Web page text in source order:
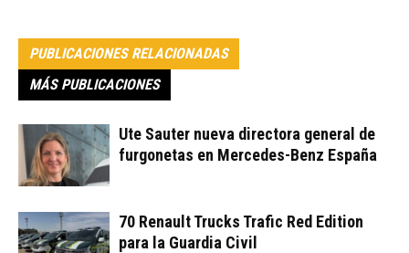
PUBLICACIONES RELACIONADAS
MÁS PUBLICACIONES
Ute Sauter nueva directora general de
furgonetas en Mercedes-Benz España
70 Renault Trucks Trafic Red Edition
para la Guardia Civil